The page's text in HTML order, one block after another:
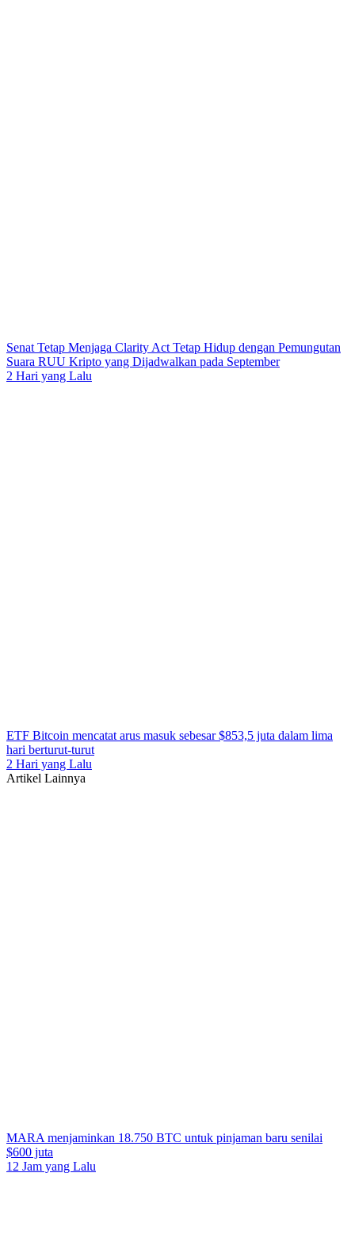
Senat Tetap Menjaga Clarity Act Tetap Hidup dengan Pemungutan
Suara RUU Kripto yang Dijadwalkan pada September
2 Hari yang Lalu
ETF Bitcoin mencatat arus masuk sebesar $853,5 juta dalam lima
hari berturut-turut
2 Hari yang Lalu
Artikel Lainnya
MARA menjaminkan 18.750 BTC untuk pinjaman baru senilai
$600 juta
12 Jam yang Lalu